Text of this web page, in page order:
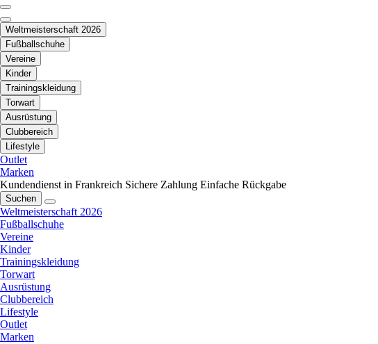
Weltmeisterschaft 2026
Fußballschuhe
Vereine
Kinder
Trainingskleidung
Torwart
Ausrüstung
Clubbereich
Lifestyle
Outlet
Marken
Kundendienst in Frankreich Sichere Zahlung Einfache Rückgabe
Suchen
Weltmeisterschaft 2026
Fußballschuhe
Vereine
Kinder
Trainingskleidung
Torwart
Ausrüstung
Clubbereich
Lifestyle
Outlet
Marken